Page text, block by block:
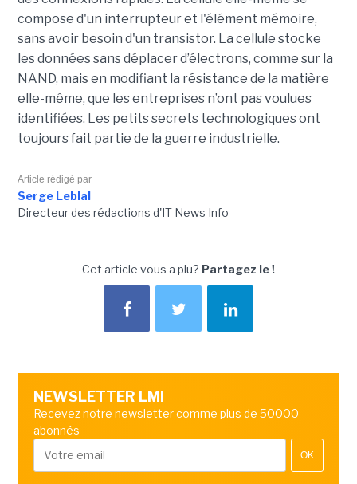
compose d'un interrupteur et l'élément mémoire,
sans avoir besoin d'un transistor. La cellule stocke
les données sans déplacer d’électrons, comme sur la
NAND, mais en modifiant la résistance de la matière
elle-même, que les entreprises n’ont pas voulues
identifiées. Les petits secrets technologiques ont
toujours fait partie de la guerre industrielle.
Article rédigé par
Serge Leblal
Directeur des rédactions d'IT News Info
Cet article vous a plu? Partagez le !
NEWSLETTER LMI
Recevez notre newsletter comme plus de 50000
abonnés
OK